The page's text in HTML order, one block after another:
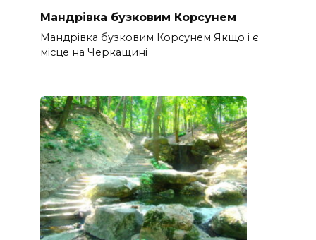
Мандрівка бузковим Корсунем
Мандрівка бузковим Корсунем Якщо і є
місце на Черкащині